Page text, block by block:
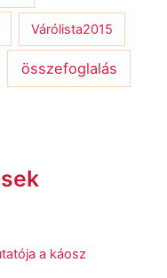
Várólista2015
összefoglalás
a káosz